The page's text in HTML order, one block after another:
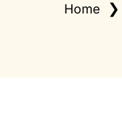
Home